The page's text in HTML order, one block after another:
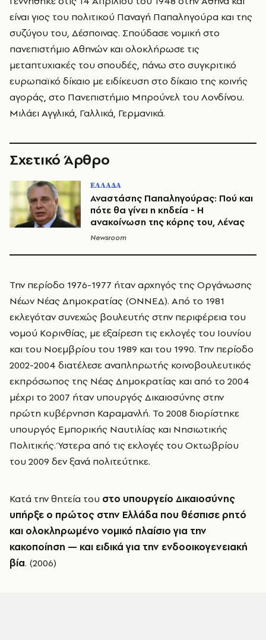
είναι γιος του πολιτικού Παναγή Παπαληγούρα και της
συζύγου του, Δέσποινας. Σπούδασε νομική στο
πανεπιστήμιο Αθηνών και ολοκλήρωσε τις
μεταπτυχιακές του σπουδές, πάνω στο συγκριτικό
ευρωπαϊκό δίκαιο με ειδίκευση στο δίκαιο της κοινής
αγοράς, στο Πανεπιστήμιο Μπρούνελ του Λονδίνου.
Μιλάει Αγγλικά, Γαλλικά, Γερμανικά.
Σχετικό Άρθρο
ΕΛΛΑΔΑ
Αναστάσης Παπαληγούρας: Πού και
πότε θα γίνει η κηδεία - Η
ανακοίνωση της κόρης του, Λένας
Newsroom
Την περίοδο 1976-1977 ήταν αρχηγός της Οργάνωσης
Νέων Νέας Δημοκρατίας (ΟΝΝΕΔ). Από το 1981
εκλεγόταν συνεχώς βουλευτής στην περιφέρεια του
νομού Κορινθίας, με εξαίρεση τις εκλογές του Ιουνίου
και του Νοεμβρίου του 1989 και του 1990. Την περίοδο
2002-2004 διατέλεσε αναπληρωτής κοινοβουλευτικός
εκπρόσωπος της Νέας Δημοκρατίας και από το 2004
μέχρι το 2007 ήταν υπουργός Δικαιοσύνης στην
πρώτη κυβέρνηση Καραμανλή. Το 2008 διορίστηκε
υπουργός Εμπορικής Ναυτιλίας και Νησιωτικής
Πολιτικής. Ύστερα από τις εκλογές του Οκτωβρίου
του 2009 δεν ξανά πολιτεύτηκε.
Κατά την θητεία του στο υπουργείο Δικαιοσύνης
υπήρξε ο πρώτος στην Ελλάδα που θέσπισε ρητό
και ολοκληρωμένο νομικό πλαίσιο για την
κακοποίηση — και ειδικά για την ενδοοικογενειακή
βία. (2006)